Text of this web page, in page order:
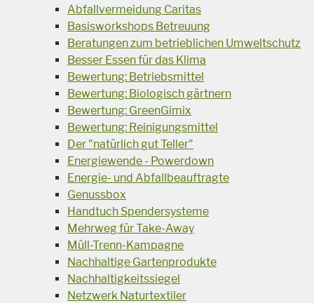
Abfallvermeidung Caritas
Basisworkshops Betreuung
Beratungen zum betrieblichen Umweltschutz
Besser Essen für das Klima
Bewertung: Betriebsmittel
Bewertung: Biologisch gärtnern
Bewertung: GreenGimix
Bewertung: Reinigungsmittel
Der "natürlich gut Teller"
Energiewende - Powerdown
Energie- und Abfallbeauftragte
Genussbox
Handtuch Spendersysteme
Mehrweg für Take-Away
Müll-Trenn-Kampagne
Nachhaltige Gartenprodukte
Nachhaltigkeitssiegel
Netzwerk Naturtextiler